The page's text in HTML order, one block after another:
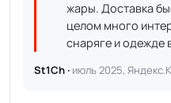
жары. Доставка
целом много
снаряге и одежде
St1Ch · июль 2025,